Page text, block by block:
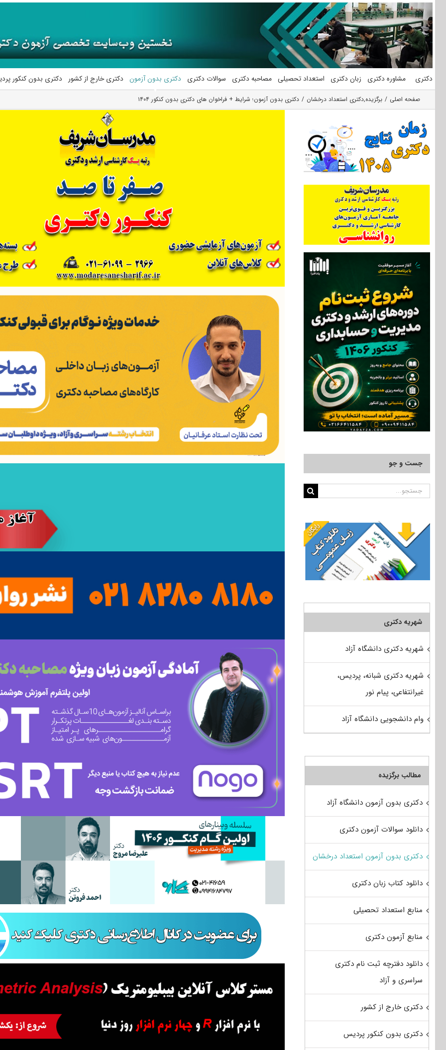
محتوا
دکتری مشاوره دکتری زبان دکتری استعداد تحصیلی مصاحبه دکتری سوالات دکتری دکتری بدون آزمون دکتری خارج از کشور دکتری بدون کنکور
صفحه اصلی برگزیده,دکتری استعداد درخشان دکتری بدون آزمون؛ شرایط + فراخوان های دکتری بدون کنکور ۱۴۰۴
جست و جو
جستجو
شهریه دکتری
شهریه دکتری دانشگاه آزاد
شهریه دکتری شبانه، پردیس،
غیرانتفاعی، پیام نور
وام دانشجویی دانشگاه آزاد
مطالب برگزیده
دکتری بدون آزمون دانشگاه آزاد
دانلود سوالات آزمون دکتری
دکتری بدون آزمون استعداد درخشان
دانلود کتاب زبان دکتری
منابع استعداد تحصیلی
منابع آزمون دکتری
دانلود دفترچه ثبت نام دکتری
سراسری و آزاد
دکتری خارج از کشور
دکتری بدون کنکور پردیس